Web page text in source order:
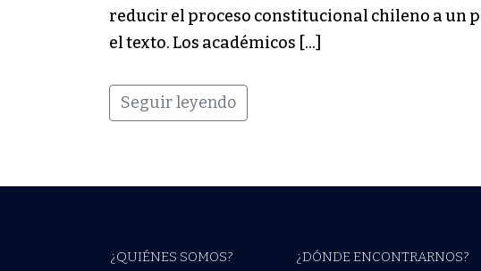
reducir el proceso constitucional chileno a un
el texto. Los académicos […]
Seguir leyendo
¿QUIÉNES SOMOS? ¿DÓNDE ENCONTRARNOS?